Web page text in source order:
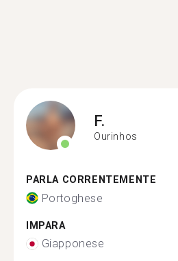
F.
Ourinhos
PARLA CORRENTEMENTE
Portoghese
IMPARA
Giapponese